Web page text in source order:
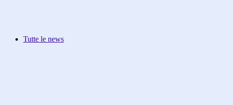
Tutte le news